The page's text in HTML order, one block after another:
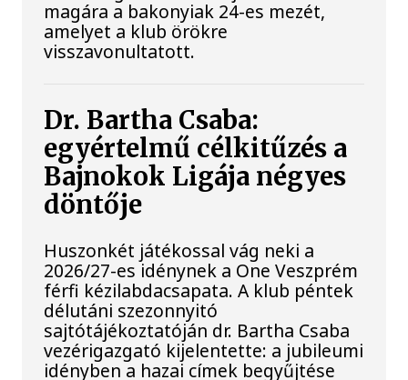
magára a bakonyiak 24-es mezét,
amelyet a klub örökre
visszavonultatott.
Dr. Bartha Csaba:
egyértelmű célkitűzés a
Bajnokok Ligája négyes
döntője
Huszonkét játékossal vág neki a
2026/27-es idénynek a One Veszprém
férfi kézilabdacsapata. A klub péntek
délutáni szezonnyitó
sajtótájékoztatóján dr. Bartha Csaba
vezérigazgató kijelentette: a jubileumi
idényben a hazai címek begyűjtése